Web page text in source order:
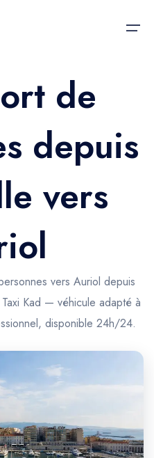
de
depuis
vers
vers Auriol depuis
Kad — véhicule adapté à
disponible 24h/24.